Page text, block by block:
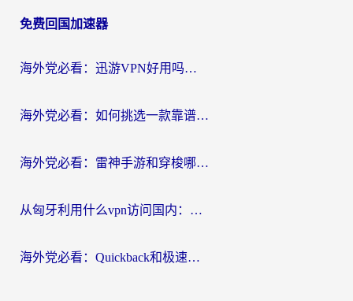
免费回国加速器
海外党必看：迅游VPN好用吗？和OurPlay VPN对比哪个回国效果更好？附真实体验测评
海外党必看：如何挑选一款靠谱的PC端VPN，让回国冲浪不再卡顿
海外党必看：雷神手游和穿梭哪个好？3步教你选对回国加速器（附实测对比）
从匈牙利用什么vpn访问国内：一份海外游子的网络归乡指南
海外党必看：Quickback和极速穿梭VPN好用吗？3步选对回国加速器实现无缝刷国内资源